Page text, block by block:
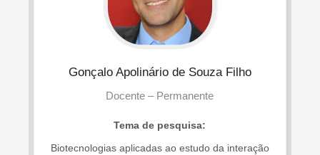
Gonçalo Apolinário de Souza Filho
Docente – Permanente
Tema de pesquisa:
Biotecnologias aplicadas ao estudo da interação